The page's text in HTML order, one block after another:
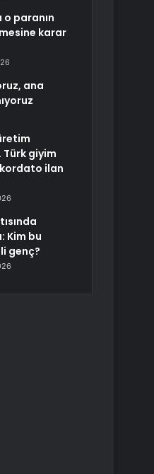
o paranın
karar
ana
Türk giyim
ilan
Kim bu
genç?